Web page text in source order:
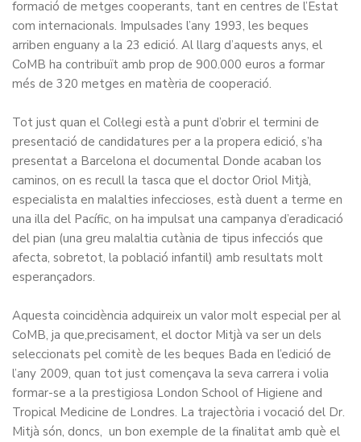
formació de metges cooperants, tant en centres de l’Estat
com internacionals. Impulsades l’any 1993, les beques
arriben enguany a la 23 edició. Al llarg d’aquests anys, el
CoMB ha contribuït amb prop de 900.000 euros a formar
més de 320 metges en matèria de cooperació.
Tot just quan el Col·legi està a punt d’obrir el termini de
presentació de candidatures per a la propera edició, s’ha
presentat a Barcelona el documental Donde acaban los
caminos, on es recull la tasca que el doctor Oriol Mitjà,
especialista en malalties infeccioses, està duent a terme en
una illa del Pacífic, on ha impulsat una campanya d’eradicació
del pian (una greu malaltia cutània de tipus infecciós que
afecta, sobretot, la població infantil) amb resultats molt
esperançadors.
Aquesta coincidència adquireix un valor molt especial per al
CoMB, ja que,precisament, el doctor Mitjà va ser un dels
seleccionats pel comitè de les beques Bada en l’edició de
l’any 2009, quan tot just començava la seva carrera i volia
formar-se a la prestigiosa London School of Higiene and
Tropical Medicine de Londres. La trajectòria i vocació del Dr.
Mitjà són, doncs, un bon exemple de la finalitat amb què el